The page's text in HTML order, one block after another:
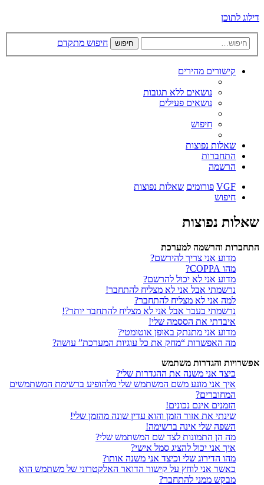
דילוג לתוכן
חיפוש חיפוש מתקדם
קישורים מהירים
נושאים ללא תגובות
נושאים פעילים
חיפוש
שאלות נפוצות
התחברות
הרשמה
VGF פורומים שאלות נפוצות
חיפוש
שאלות נפוצות
התחברות והרשמה למערכת
מדוע אני צריך להירשם?
מהו COPPA?
מדוע אני לא יכול להרשם?
נרשמתי אבל אני לא מצליח להתחבר!
למה אני לא מצליח להתחבר?
נרשמתי בעבר אבל אני לא מצליח להתחבר יותר?!
איבדתי את הססמה שלי!
מדוע אני מתנתק באופן אוטומטי?
מה האפשרות “מחק את כל עוגיות המערכת” עושה?
אפשרויות והגדרות משתמש
כיצד אני משנה את ההגדרות שלי?
איך אני מונע משם המשתמש שלי מלהופיע ברשימת המשתמשים
המחוברים?
הזמנים אינם נכונים!
שינתי את אזור הזמן והוא עדין שונה מהזמן שלי!
השפה שלי אינה ברשימה!
מה הן התמונות לצד שם המשתמש שלי?
איך אני יכול להציג סמל אישי?
מהו הדירוג שלי וכיצד אני משנה אותו?
כאשר אני לוחץ על קישור הדואר האלקטרוני של משתמש הוא
מבקש ממני להתחבר?